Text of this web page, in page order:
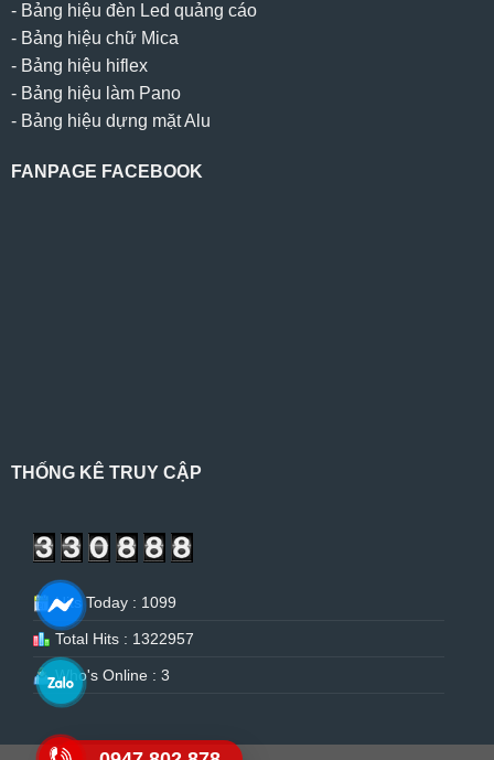
- Bảng hiệu đèn Led quảng cáo
- Bảng hiệu chữ Mica
- Bảng hiệu hiflex
- Bảng hiệu làm Pano
- Bảng hiệu dựng mặt Alu
FANPAGE FACEBOOK
THỐNG KÊ TRUY CẬP
Hits Today : 1099
Total Hits : 1322957
Who's Online : 3